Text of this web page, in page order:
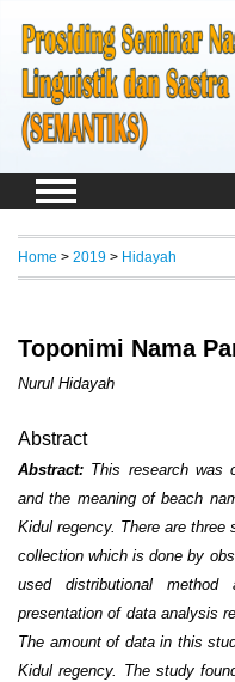
Home > 2019 > Hidayah
Toponimi Nama
Nurul Hidayah
Abstract
Abstract: This research was
and the meaning of beach
Kidul regency. There are
collection which is done by
used distributional
presentation of data analysis
The amount of data in this
Kidul regency. The study